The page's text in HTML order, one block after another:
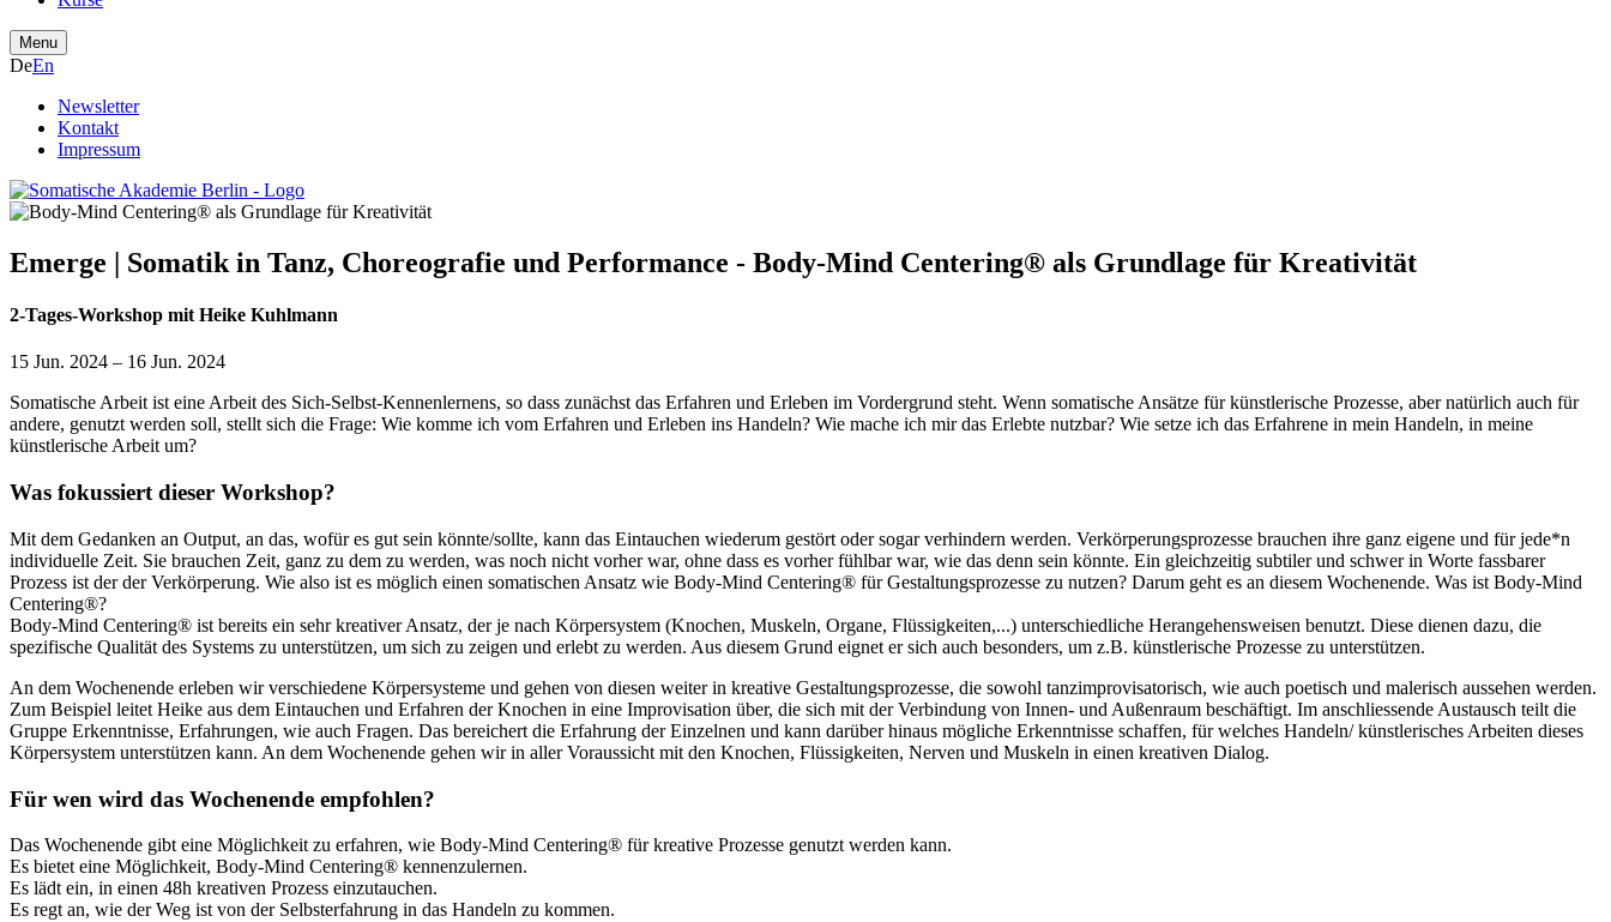
Menu
DeEn
Newsletter
Kontakt
Impressum
Emerge | Somatik in Tanz, Choreografie und Performance - Body-Mind Centering® als Grundlage für Kreativität
2-Tages-Workshop mit Heike Kuhlmann
15 Jun. 2024 – 16 Jun. 2024
Somatische Arbeit ist eine Arbeit des Sich-Selbst-Kennenlernens, so dass zunächst das Erfahren und Erleben im Vordergrund steht. Wenn somatische Ansätze für künstlerische Prozesse, aber natürlich auch für
andere, genutzt werden soll, stellt sich die Frage: Wie komme ich vom Erfahren und Erleben ins Handeln? Wie mache ich mir das Erlebte nutzbar? Wie setze ich das Erfahrene in mein Handeln, in meine
künstlerische Arbeit um?
Was fokussiert dieser Workshop?
Mit dem Gedanken an Output, an das, wofür es gut sein könnte/sollte, kann das Eintauchen wiederum gestört oder sogar verhindern werden. Verkörperungsprozesse brauchen ihre ganz eigene und für jede*n
individuelle Zeit. Sie brauchen Zeit, ganz zu dem zu werden, was noch nicht vorher war, ohne dass es vorher fühlbar war, wie das denn sein könnte. Ein gleichzeitig subtiler und schwer in Worte fassbarer
Prozess ist der der Verkörperung. Wie also ist es möglich einen somatischen Ansatz wie Body-Mind Centering® für Gestaltungsprozesse zu nutzen? Darum geht es an diesem Wochenende. Was ist Body-Mind
Centering®?
Body-Mind Centering® ist bereits ein sehr kreativer Ansatz, der je nach Körpersystem (Knochen, Muskeln, Organe, Flüssigkeiten,...) unterschiedliche Herangehensweisen benutzt. Diese dienen dazu, die
spezifische Qualität des Systems zu unterstützen, um sich zu zeigen und erlebt zu werden. Aus diesem Grund eignet er sich auch besonders, um z.B. künstlerische Prozesse zu unterstützen.
An dem Wochenende erleben wir verschiedene Körpersysteme und gehen von diesen weiter in kreative Gestaltungsprozesse, die sowohl tanzimprovisatorisch, wie auch poetisch und malerisch aussehen werden.
Zum Beispiel leitet Heike aus dem Eintauchen und Erfahren der Knochen in eine Improvisation über, die sich mit der Verbindung von Innen- und Außenraum beschäftigt. Im anschliessende Austausch teilt die
Gruppe Erkenntnisse, Erfahrungen, wie auch Fragen. Das bereichert die Erfahrung der Einzelnen und kann darüber hinaus mögliche Erkenntnisse schaffen, für welches Handeln/ künstlerisches Arbeiten dieses
Körpersystem unterstützen kann. An dem Wochenende gehen wir in aller Voraussicht mit den Knochen, Flüssigkeiten, Nerven und Muskeln in einen kreativen Dialog.
Für wen wird das Wochenende empfohlen?
Das Wochenende gibt eine Möglichkeit zu erfahren, wie Body-Mind Centering® für kreative Prozesse genutzt werden kann.
Es bietet eine Möglichkeit, Body-Mind Centering® kennenzulernen.
Es lädt ein, in einen 48h kreativen Prozess einzutauchen.
Es regt an, wie der Weg ist von der Selbsterfahrung in das Handeln zu kommen.